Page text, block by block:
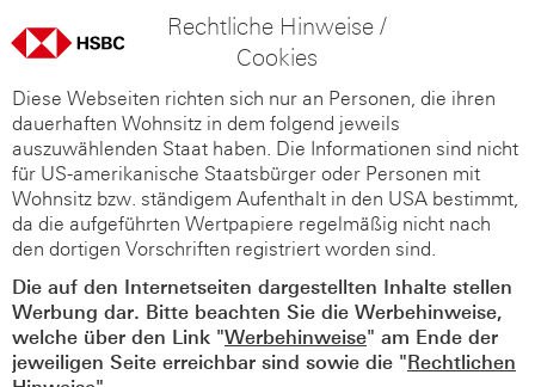
Rechtliche Hinweise /
Cookies
Diese Webseiten richten sich nur an Personen, die ihren
dauerhaften Wohnsitz in dem folgend jeweils
auszuwählenden Staat haben. Die Informationen sind nicht
für US-amerikanische Staatsbürger oder Personen mit
Wohnsitz bzw. ständigem Aufenthalt in den USA bestimmt,
da die aufgeführten Wertpapiere regelmäßig nicht nach
den dortigen Vorschriften registriert worden sind.
Die auf den Internetseiten dargestellten Inhalte stellen
Werbung dar. Bitte beachten Sie die Werbehinweise,
welche über den Link "Werbehinweise" am Ende der
jeweiligen Seite erreichbar sind sowie die "Rechtlichen